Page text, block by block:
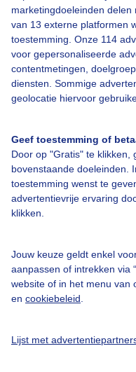
marketingdoeleinden
van 13 externe platformen
toestemming. Onze 114
voor gepersonaliseerde
contentmetingen,
diensten. Sommige
geolocatie hiervoor
Geef toestemming of
Door op "Gratis" te klikken,
bovenstaande doeleinden.
toestemming wenst te
advertentievrije ervaring
klikken.
Jouw keuze geldt enkel
aanpassen of intrekken via
website of in het menu van
en cookiebeleid
Lijst met
Bedrijfsgegevens
Veelgestelde vragen
Toegankelijkheid
Adverteren
Buienradar Team
Privacy beleid
Gratis weerdata
@BuienradarNL